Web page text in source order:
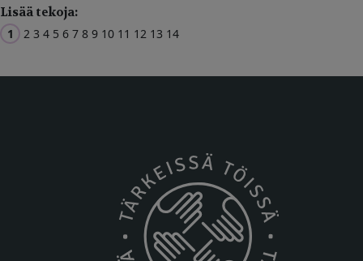
Lisää tekoja:
1 2 3 4 5 6 7 8 9 10 11 12 13 14